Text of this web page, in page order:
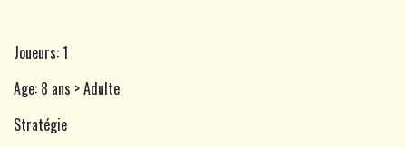
Joueurs: 1
Age: 8 ans > Adulte
Stratégie